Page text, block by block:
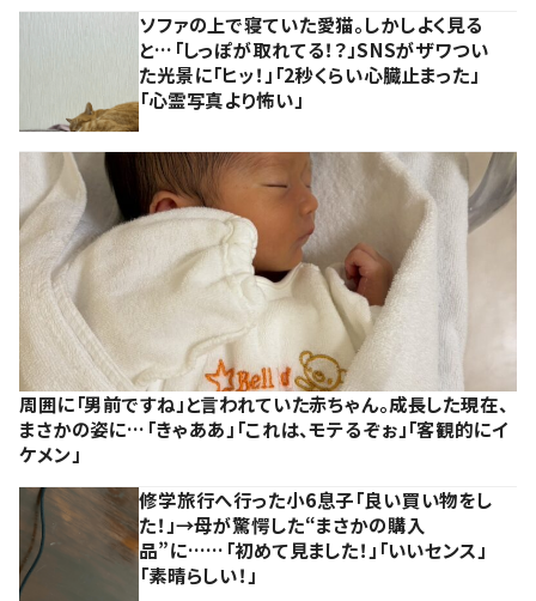
ソファの上で寝ていた愛猫。しかしよく見る
と…「しっぽが取れてる！？」SNSがザワつい
た光景に「ヒッ！」「2秒くらい心臓止まった」
「心霊写真より怖い」
周囲に「男前ですね」と言われていた赤ちゃん。成長した現在、
まさかの姿に…「きゃああ」「これは、モテるぞぉ」「客観的にイ
ケメン」
修学旅行へ行った小6息子「良い買い物をし
た！」→母が驚愕した“まさかの購入
品”に……「初めて見ました！」「いいセンス」
「素晴らしい！」